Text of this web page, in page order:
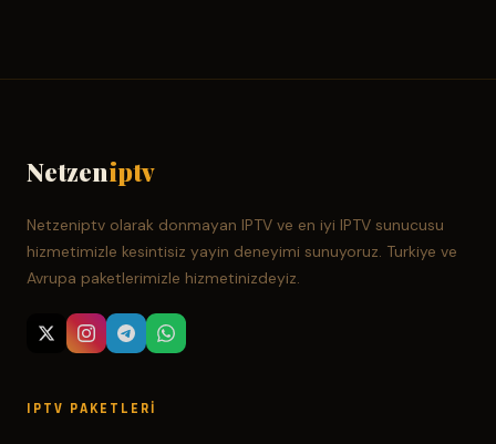
Netzeniptv
Netzeniptv olarak donmayan IPTV ve en iyi IPTV sunucusu
hizmetimizle kesintisiz yayin deneyimi sunuyoruz. Turkiye ve
Avrupa paketlerimizle hizmetinizdeyiz.
IPTV PAKETLERI